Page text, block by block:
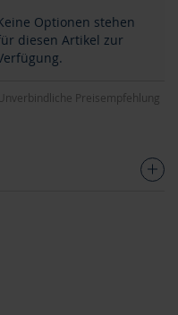
Optionen stehen
diesen Artikel zur
Preisempfehlung